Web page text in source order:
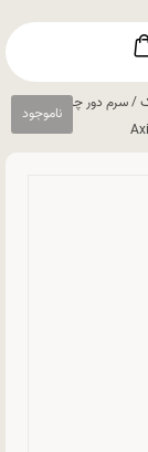
/ سرم دور چشم کلاژن